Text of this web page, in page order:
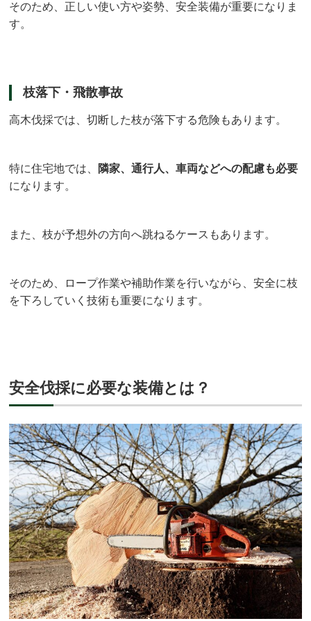
そのため、正しい使い方や姿勢、安全装備が重要になりま
す。
枝落下・飛散事故
高木伐採では、切断した枝が落下する危険もあります。
特に住宅地では、 隣家、通行人、車両などへの配慮も必要
になります。
また、枝が予想外の方向へ跳ねるケースもあります。
そのため、ロープ作業や補助作業を行いながら、安全に枝
を下ろしていく技術も重要になります。
安全伐採に必要な装備とは？